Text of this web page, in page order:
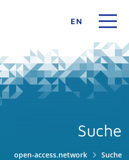
EN
Suche
open-access.network Suche